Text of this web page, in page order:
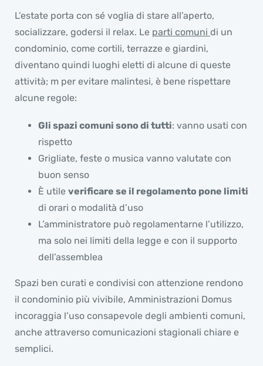
L’estate porta con sé voglia di stare all’aperto,
socializzare, godersi il relax. Le parti comuni di un
condominio, come cortili, terrazze e giardini,
diventano quindi luoghi eletti di alcune di queste
attività; m per evitare malintesi, è bene rispettare
alcune regole:
Gli spazi comuni sono di tutti: vanno usati con
rispetto
Grigliate, feste o musica vanno valutate con
buon senso
È utile verificare se il regolamento pone limiti
di orari o modalità d’uso
L’amministratore può regolamentarne l’utilizzo,
ma solo nei limiti della legge e con il supporto
dell’assemblea
Spazi ben curati e condivisi con attenzione rendono
il condominio più vivibile, Amministrazioni Domus
incoraggia l’uso consapevole degli ambienti comuni,
anche attraverso comunicazioni stagionali chiare e
semplici.